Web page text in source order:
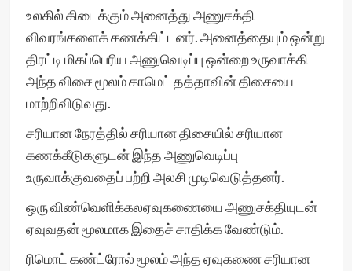
உலகில் கிடைக்கும் அனைத்து அணுசக்தி
விவரங்களைக் கணக்கிட்டனர். அனைத்தையும் ஒன்று
திரட்டி மிகப்பெரிய அணுவெடிப்பு ஒன்றை உருவாக்கி
அந்த விசை மூலம் காமெட் தத்தாவின் திசையை
மாற்றிவிடுவது.
சரியான நேரத்தில் சரியான திசையில் சரியான
கணக்கீடுகளுடன் இந்த அணுவெடிப்பு
உருவாக்குவதைப் பற்றி அலசி முடிவெடுத்தனர்.
ஒரு விண்வெளிக்கலஏவுகணையை அணுசக்தியுடன்
ஏவுவதன் மூலமாக இதைச் சாதிக்க வேண்டும்.
ரிமொட் கண்ட்ரோல் மூலம் அந்த ஏவுகணை சரியான